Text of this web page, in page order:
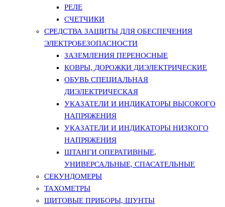
РЕЛЕ
СЧЕТЧИКИ
СРЕДСТВА ЗАЩИТЫ ДЛЯ ОБЕСПЕЧЕНИЯ
ЭЛЕКТРОБЕЗОПАСНОСТИ
ЗАЗЕМЛЕНИЯ ПЕРЕНОСНЫЕ
КОВРЫ, ДОРОЖКИ ДИЭЛЕКТРИЧЕСКИЕ
ОБУВЬ СПЕЦИАЛЬНАЯ
ДИЭЛЕКТРИЧЕСКАЯ
УКАЗАТЕЛИ И ИНДИКАТОРЫ ВЫСОКОГО
НАПРЯЖЕНИЯ
УКАЗАТЕЛИ И ИНДИКАТОРЫ НИЗКОГО
НАПРЯЖЕНИЯ
ШТАНГИ ОПЕРАТИВНЫЕ,
УНИВЕРСАЛЬНЫЕ, СПАСАТЕЛЬНЫЕ
СЕКУНДОМЕРЫ
ТАХОМЕТРЫ
ЩИТОВЫЕ ПРИБОРЫ, ШУНТЫ